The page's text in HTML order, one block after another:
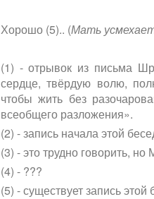
Хорошо (5).. (Мать
(1) - отрывок из письма
сердце, твёрдую волю,
чтобы жить без
всеобщего разложения».
(2) - запись начала этой
(3) - это трудно говорить,
(4) - ???
(5) - существует запись этой